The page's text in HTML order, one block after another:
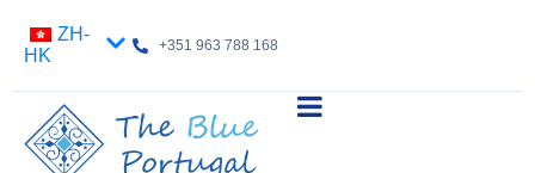
ZH-
HK
+351 963 788 168